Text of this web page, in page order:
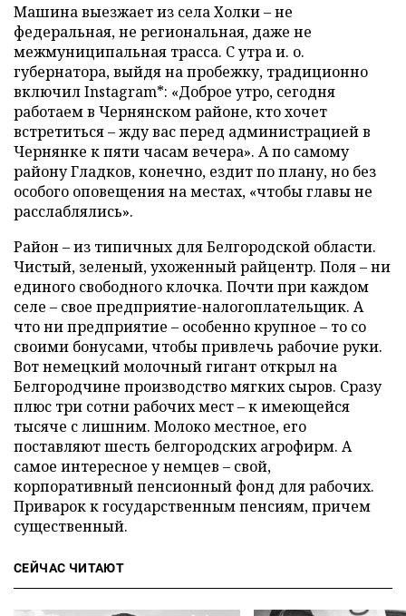
Машина выезжает из села Холки – не
федеральная, не региональная, даже не
межмуниципальная трасса. С утра и. о.
губернатора, выйдя на пробежку, традиционно
включил Instagram*: «Доброе утро, сегодня
работаем в Чернянском районе, кто хочет
встретиться – жду вас перед администрацией в
Чернянке к пяти часам вечера». А по самому
району Гладков, конечно, ездит по плану, но без
особого оповещения на местах, «чтобы главы не
расслаблялись».
Район – из типичных для Белгородской области.
Чистый, зеленый, ухоженный райцентр. Поля – ни
единого свободного клочка. Почти при каждом
селе – свое предприятие-налогоплательщик. А
что ни предприятие – особенно крупное – то со
своими бонусами, чтобы привлечь рабочие руки.
Вот немецкий молочный гигант открыл на
Белгородчине производство мягких сыров. Сразу
плюс три сотни рабочих мест – к имеющейся
тысяче с лишним. Молоко местное, его
поставляют шесть белгородских агрофирм. А
самое интересное у немцев – свой,
корпоративный пенсионный фонд для рабочих.
Приварок к государственным пенсиям, причем
существенный.
СЕЙЧАС ЧИТАЮТ